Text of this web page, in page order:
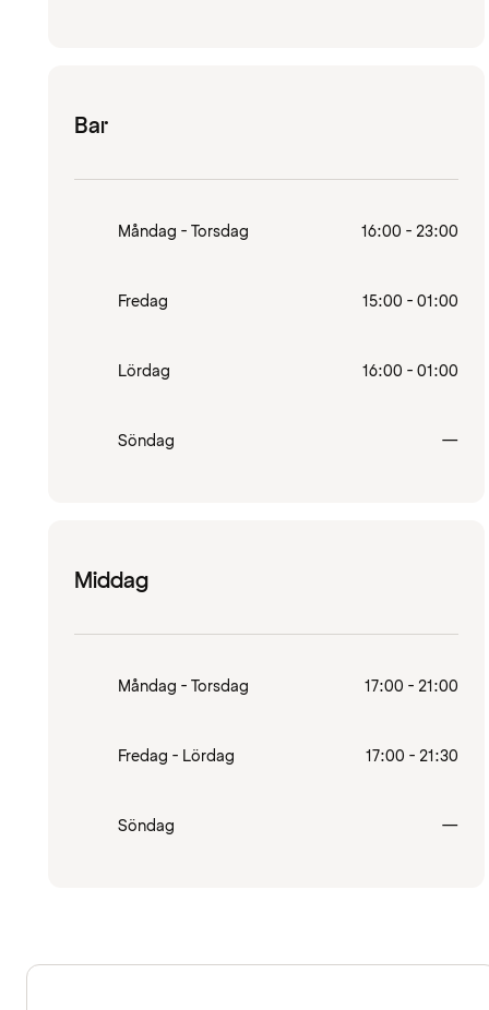
Bar
Måndag - Torsdag 16:00 - 23:00
Fredag 15:00 - 01:00
Lördag 16:00 - 01:00
Söndag —
Middag
Måndag - Torsdag 17:00 - 21:00
Fredag - Lördag 17:00 - 21:30
Söndag —